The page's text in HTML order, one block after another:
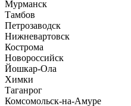
Мурманск
Тамбов
Петрозаводск
Нижневартовск
Кострома
Новороссийск
Йошкар-Ола
Химки
Таганрог
Комсомольск-на-Амуре